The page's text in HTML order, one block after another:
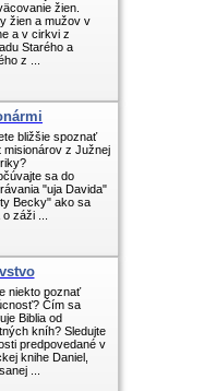
žien.
žien a mužov v
a v cirkvi z
Starého a
z ...
bližšie spoznať
misionárov z Južnej
sa do
"uja Davida"
Becky" ako sa
záži ...
niekto poznať
Čím sa
Biblia od
kníh? Sledujte
predpovedané v
knihe Daniel,
...